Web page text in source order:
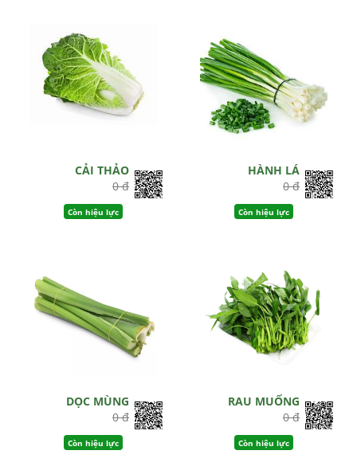
CẢI THẢO
0 đ
Còn hiệu lực
HÀNH LÁ
0 đ
Còn hiệu lực
DỌC MÙNG
0 đ
Còn hiệu lực
RAU MUỐNG
0 đ
Còn hiệu lực